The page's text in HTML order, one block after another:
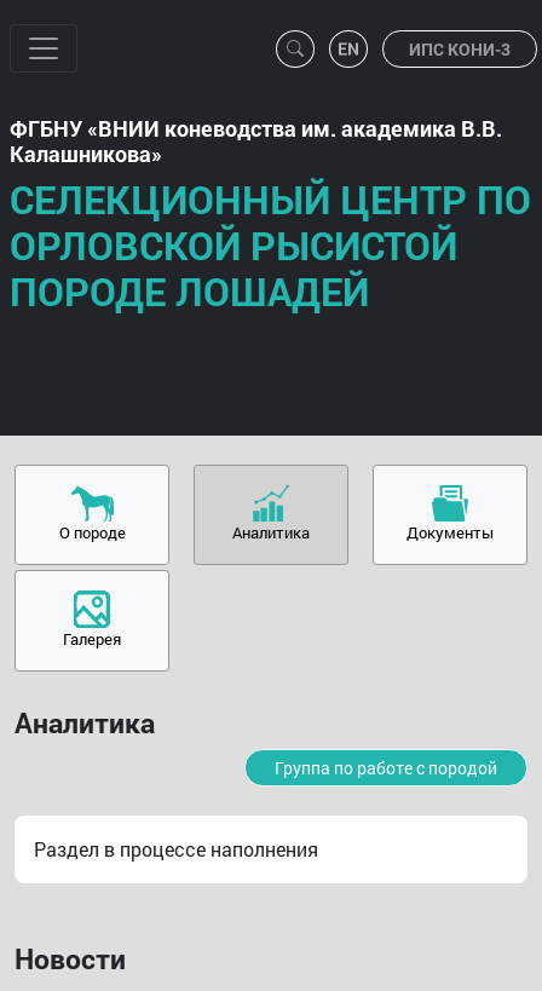
ИПС КОНИ-3
ФГБНУ
ВНИИ коневодства им. академика В.В.
Калашникова
СЕЛЕКЦИОННЫЙ ЦЕНТР ПО
ОРЛОВСКОЙ РЫСИСТОЙ
ПОРОДЕ ЛОШАДЕЙ
О породе Аналитика Документы
Галерея
Аналитика
Группа по работе с породой
Раздел в процессе наполнения
Новости